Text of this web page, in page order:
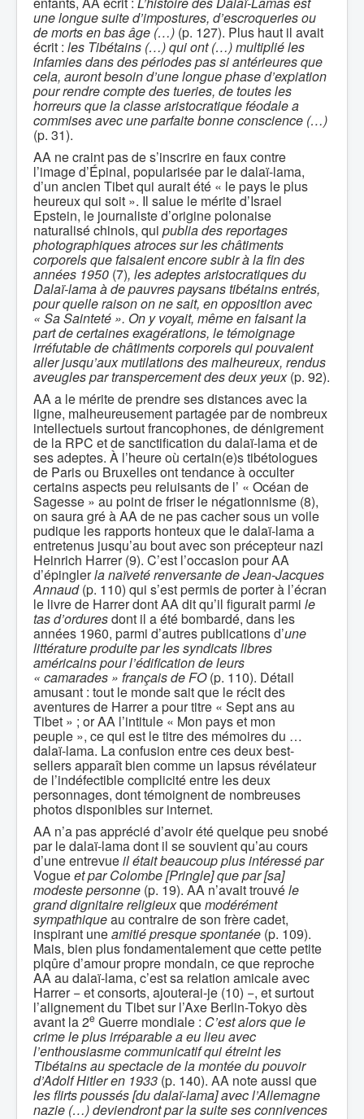
une longue suite d’impostures, d’escroqueries ou
de morts en bas âge (…) (p. 127). Plus haut il avait
écrit : les Tibétains (…) qui ont (…) multiplié les
infamies dans des périodes pas si antérieures que
cela, auront besoin d’une longue phase d’expiation
pour rendre compte des tueries, de toutes les
horreurs que la classe aristocratique féodale a
commises avec une parfaite bonne conscience (…)
(p. 31).
AA ne craint pas de s’inscrire en faux contre
l’image d’Épinal, popularisée par le dalaï-lama,
d’un ancien Tibet qui aurait été « le pays le plus
heureux qui soit ». Il salue le mérite d’Israel
Epstein, le journaliste d’origine polonaise
naturalisé chinois, qui publia des reportages
photographiques atroces sur les châtiments
corporels que faisaient encore subir à la fin des
années 1950 (7), les adeptes aristocratiques du
Dalaï-lama à de pauvres paysans tibétains entrés,
pour quelle raison on ne sait, en opposition avec
« Sa Sainteté ». On y voyait, même en faisant la
part de certaines exagérations, le témoignage
irréfutable de châtiments corporels qui pouvaient
aller jusqu’aux mutilations des malheureux, rendus
aveugles par transpercement des deux yeux(p. 92).
AA a le mérite de prendre ses distances avec la
ligne, malheureusement partagée par de nombreux
intellectuels surtout francophones, de dénigrement
de la RPC et de sanctification du dalaï-lama et de
ses adeptes. À l’heure où certain(e)s tibétologues
de Paris ou Bruxelles ont tendance à occulter
certains aspects peu reluisants de l’ « Océan de
Sagesse » au point de friser le négationnisme (8),
on saura gré à AA de ne pas cacher sous un voile
pudique les rapports honteux que le dalaï-lama a
entretenus jusqu’au bout avec son précepteur nazi
Heinrich Harrer (9). C’est l’occasion pour AA
d’épinglerla naïveté renversante de Jean-Jacques
Annaud(p. 110) qui s’est permis de porter à l’écran
le livre de Harrer dont AA dit qu’il figurait parmi le
tas d’orduresdont il a été bombardé, dans les
années 1960, parmi d’autres publications d’une
littérature produite par les syndicats libres
américains pour l’édification de leurs
« camarades » français de FO(p. 110). Détail
amusant : tout le monde sait que le récit des
aventures de Harrer a pour titre « Sept ans au
Tibet » ; or AA l’intitule « Mon pays et mon
peuple », ce qui est le titre des mémoires du …
dalaï-lama. La confusion entre ces deux best-
sellers apparaît bien comme un lapsus révélateur
de l’indéfectible complicité entre les deux
personnages, dont témoignent de nombreuses
photos disponibles sur internet.
AA n’a pas apprécié d’avoir été quelque peu snobé
par le dalaï-lama dont il se souvient qu’au cours
d’une entrevueil était beaucoup plus intéressé par
Vogueet par Colombe [Pringle] que par [sa]
modeste personne (p. 19). AA n’avait trouvéle
grand dignitaire religieuxquemodérément
sympathiqueau contraire de son frère cadet,
inspirant uneamitié presque spontanée (p. 109).
Mais, bien plus fondamentalement que cette petite
piqûre d’amour propre mondain, ce que reproche
AA au dalaï-lama, c’est sa relation amicale avec
Harrer − et consorts, ajouterai-je (10) −, et surtout
l’alignement du Tibet sur l’Axe Berlin-Tokyo dès
avant la 2e Guerre mondiale : C’est alors que le
crime le plus irréparable a eu lieu avec
l’enthousiasme communicatif qui étreint les
Tibétains au spectacle de la montée du pouvoir
d’Adolf Hitler en 1933 (p. 140). AA note aussi que
les flirts poussés [du dalaï-lama] avec l’Allemagne
nazie (…) deviendront par la suite ses connivences